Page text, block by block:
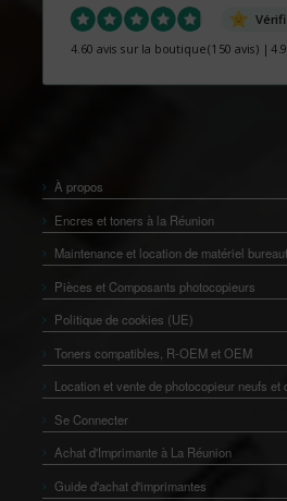
4.60 avis sur la boutique(150 avis) |
À propos
Encres et toners à la Réunion
Maintenance et location de matériel
Pièces et Composants photocopieurs
Politique de cookies (UE)
Toners compatibles, R-OEM et OEM
Location et vente de photocopieur neufs
Se Connecter
Achat d'Imprimante à La Réunion
Guide d'achat d'imprimantes